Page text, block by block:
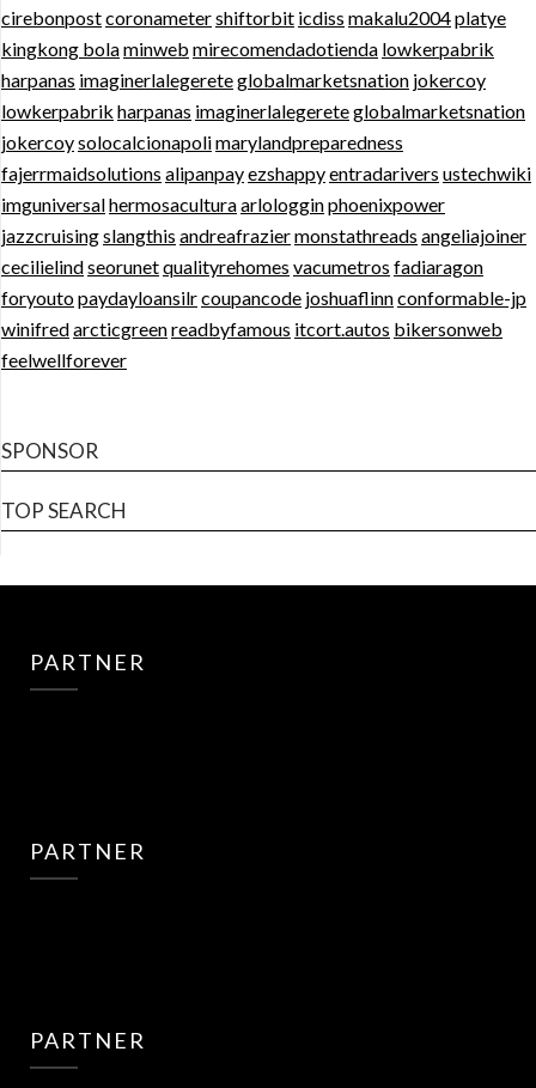
cirebonpostcoronametershiftorbit icdiss makalu2004platye
kingkong bolaminweb mirecomendadotienda lowkerpabrik
harpanas imaginerlalegereteglobalmarketsnation jokercoy
lowkerpabrik harpanas imaginerlalegereteglobalmarketsnation
jokercoysolocalcionapolimarylandpreparedness
fajerrmaidsolutions alipanpayezshappyentradarivers ustechwiki
imguniversalhermosaculturaarlologginphoenixpower
jazzcruisingslangthis andreafraziermonstathreads angeliajoiner
cecilielindseorunetqualityrehomes vacumetros fadiaragon
foryoutopaydayloansilrcoupancode joshuaflinnconformable-jp
winifredarcticgreenreadbyfamous itcort.autos bikersonweb
feelwellforever
SPONSOR
TOP SEARCH
PARTNER
PARTNER
PARTNER